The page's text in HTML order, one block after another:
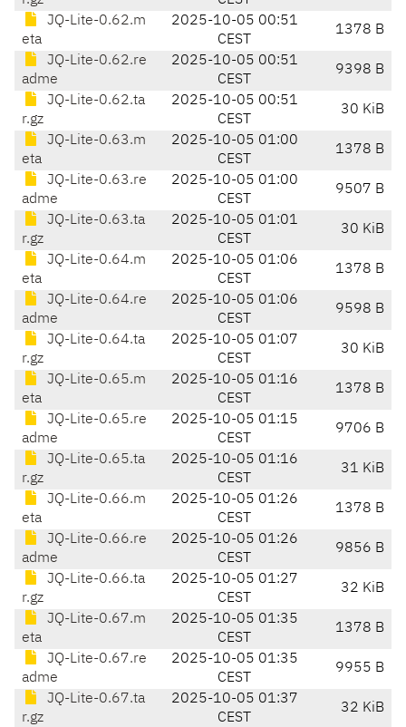
JQ-Lite-0.62.m
eta
2025-10-05 00:51
CEST
1378 B
JQ-Lite-0.62.re
adme
2025-10-05 00:51
CEST
9398 B
JQ-Lite-0.62.ta
r.gz
2025-10-05 00:51
CEST
30 KiB
JQ-Lite-0.63.m
eta
2025-10-05 01:00
CEST
1378 B
JQ-Lite-0.63.re
adme
2025-10-05 01:00
CEST
9507 B
JQ-Lite-0.63.ta
r.gz
2025-10-05 01:01
CEST
30 KiB
JQ-Lite-0.64.m
eta
2025-10-05 01:06
CEST
1378 B
JQ-Lite-0.64.re
adme
2025-10-05 01:06
CEST
9598 B
JQ-Lite-0.64.ta
r.gz
2025-10-05 01:07
CEST
30 KiB
JQ-Lite-0.65.m
eta
2025-10-05 01:16
CEST
1378 B
JQ-Lite-0.65.re
adme
2025-10-05 01:15
CEST
9706 B
JQ-Lite-0.65.ta
r.gz
2025-10-05 01:16
CEST
31 KiB
JQ-Lite-0.66.m
eta
2025-10-05 01:26
CEST
1378 B
JQ-Lite-0.66.re
adme
2025-10-05 01:26
CEST
9856 B
JQ-Lite-0.66.ta
r.gz
2025-10-05 01:27
CEST
32 KiB
JQ-Lite-0.67.m
eta
2025-10-05 01:35
CEST
1378 B
JQ-Lite-0.67.re
adme
2025-10-05 01:35
CEST
9955 B
JQ-Lite-0.67.ta
r.gz
2025-10-05 01:37
CEST
32 KiB